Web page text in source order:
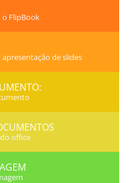
FlipBook
de slides
office